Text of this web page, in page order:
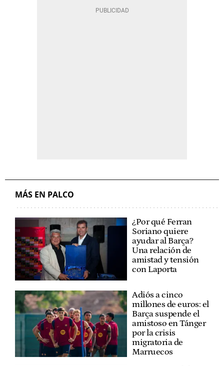
MÁS EN PALCO
¿Por qué Ferran
Soriano quiere
ayudar al Barça?
Una relación de
amistad y tensión
con Laporta
Adiós a cinco
millones de euros: el
Barça suspende el
amistoso en Tánger
por la crisis
migratoria de
Marruecos